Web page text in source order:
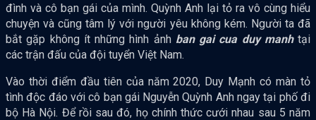
đình và cô bạn gái của mình. Quỳnh Anh lại tỏ ra vô cùng hiểu
chuyện và cũng tâm lý với người yêu không kém. Người ta đã
bắt gặp không ít những hình ảnh ban gai cua duy manhtại
các trận đấu của đội tuyển Việt Nam.
Vào thời điểm đầu tiên của năm 2020, Duy Mạnh có màn tỏ
tình độc đáo với cô bạn gái Nguyễn Quỳnh Anh ngay tại phố đi
bộ Hà Nội. Để rồi sau đó, họ chính thức cưới nhau sau 5 năm